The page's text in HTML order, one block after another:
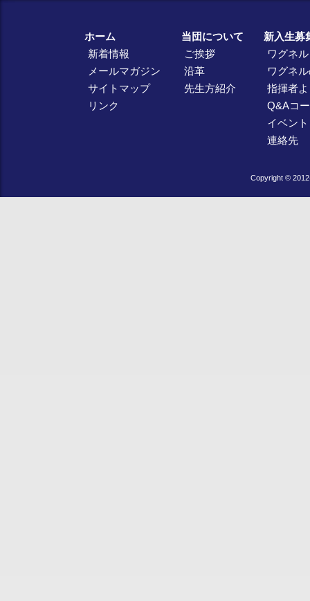
ホーム
新着情報
メールマガジン
サイトマップ
リンク
当団について
ご挨拶
沿革
先生方紹介
新入生募
ワグネ
ワグネ
指揮者
Q&Aコ
イベン
連絡先
Copyright ©